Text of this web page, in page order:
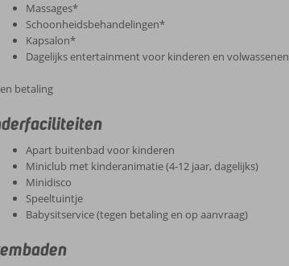
Massages*
Schoonheidsbehandelingen*
Kapsalon*
Dagelijks entertainment voor kinderen en volwassenen
betaling
Apart buitenbad voor kinderen
Miniclub met kinderanimatie (4-12 jaar, dagelijks)
Minidisco
Speeltuintje
Babysitservice (tegen betaling en op aanvraag)